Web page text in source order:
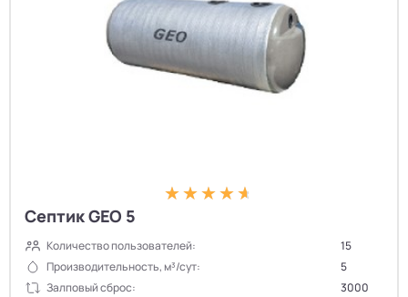
Септик GEO 5
Количество пользователей:
15
Производительность, м³/сут:
5
Залповый сброс:
3000